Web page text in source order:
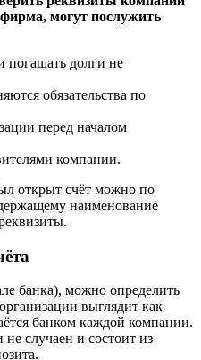
официальные сайты, где
об их контактах и
каким-то причинам
и отвечает
номера
можно узнать
сложная
хранят
имеют права
реквизиты компании
могут послужить
обязательства по
перед началом